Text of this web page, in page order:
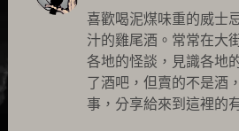
喜歡喝泥煤味重的威士
汁的雞尾酒。常常在大
各地的怪談，見識各地
了酒吧，但賣的不是酒
事，分享給來到這裡的